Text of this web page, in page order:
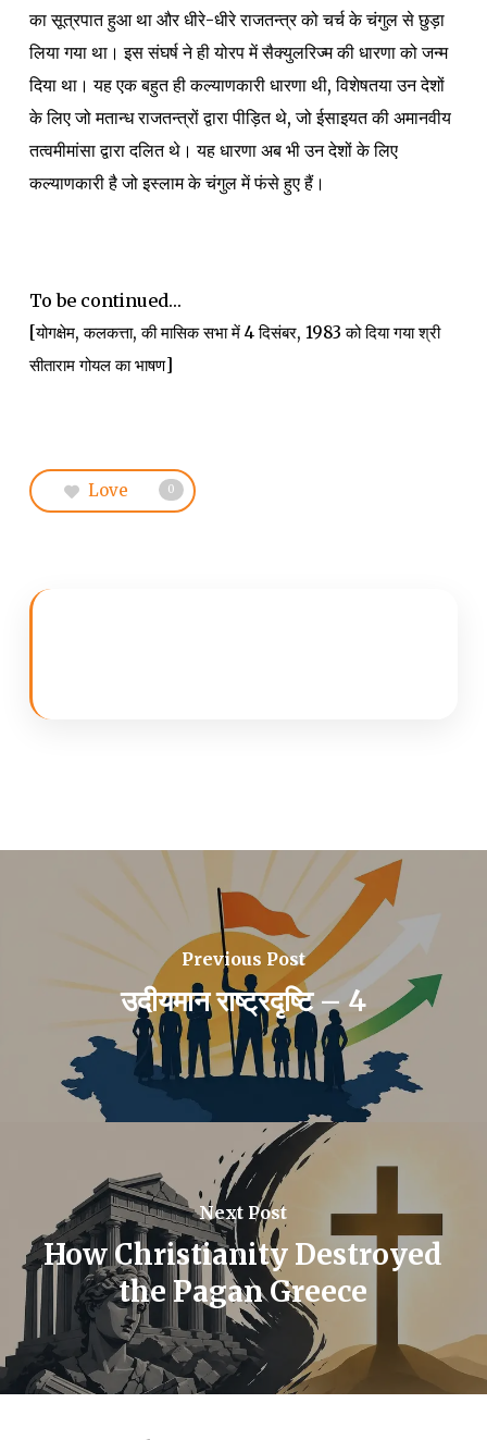
का सूत्रपात हुआ था और धीरे-धीरे राजतन्त्र को चर्च के चंगुल से छुड़ा
लिया गया था। इस संघर्ष ने ही योरप में सैक्युलरिज्म की धारणा को जन्म
दिया था। यह एक बहुत ही कल्याणकारी धारणा थी, विशेषतया उन देशों
के लिए जो मतान्ध राजतन्त्रों द्वारा पीड़ित थे, जो ईसाइयत की अमानवीय
तत्वमीमांसा द्वारा दलित थे। यह धारणा अब भी उन देशों के लिए
कल्याणकारी है जो इस्लाम के चंगुल में फंसे हुए हैं।
To be continued…
[योगक्षेम, कलकत्ता, की मासिक सभा में 4 दिसंबर, 1983 को दिया गया श्री
सीताराम गोयल का भाषण]
Love 0
Previous Post
उदीयमान राष्ट्रदृष्टि – 4
Next Post
How Christianity Destroyed
the Pagan Greece